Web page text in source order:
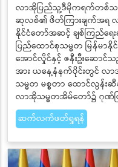
လာအိုပြည်သူ့ဒီမိုကရက်တစ်သမ္
ဆုလစ်၏ ဖိတ်ကြားချက်အရ
နိုင်ငံတော်အဆင့် ချစ်ကြည်ရေး
ပြည်ထောင်စုသမ္မတ မြန်မာနို
အောင်လှိုင်နှင့် ဇနီးဦးဆော
အား ယနေ့နံနက်ပိုင်းတွင် လ
သမ္မတ မစ္စတာ ထောင်လွန်
လာအိုသမ္မတအိမ်တော်၌ ဂုဏ်
ဆက်လက်ဖတ်ရှုရန်